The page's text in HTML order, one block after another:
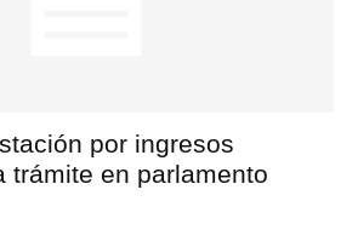
por ingresos
trámite en parlamento